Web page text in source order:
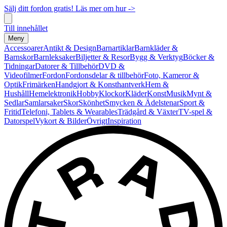
Sälj ditt fordon gratis! Läs mer om hur ->
Till innehållet
Meny
AccessoarerAntikt & DesignBarnartiklarBarnkläder &
BarnskorBarnleksakerBiljetter & ResorBygg & VerktygBöcker &
TidningarDatorer & TillbehörDVD &
VideofilmerFordonFordonsdelar & tillbehörFoto, Kameror &
OptikFrimärkenHandgjort & KonsthantverkHem &
HushållHemelektronikHobbyKlockorKläderKonstMusikMynt &
SedlarSamlarsakerSkorSkönhetSmycken & ÄdelstenarSport &
FritidTelefoni, Tablets & WearablesTrädgård & VäxterTV-spel &
DatorspelVykort & BilderÖvrigtInspiration